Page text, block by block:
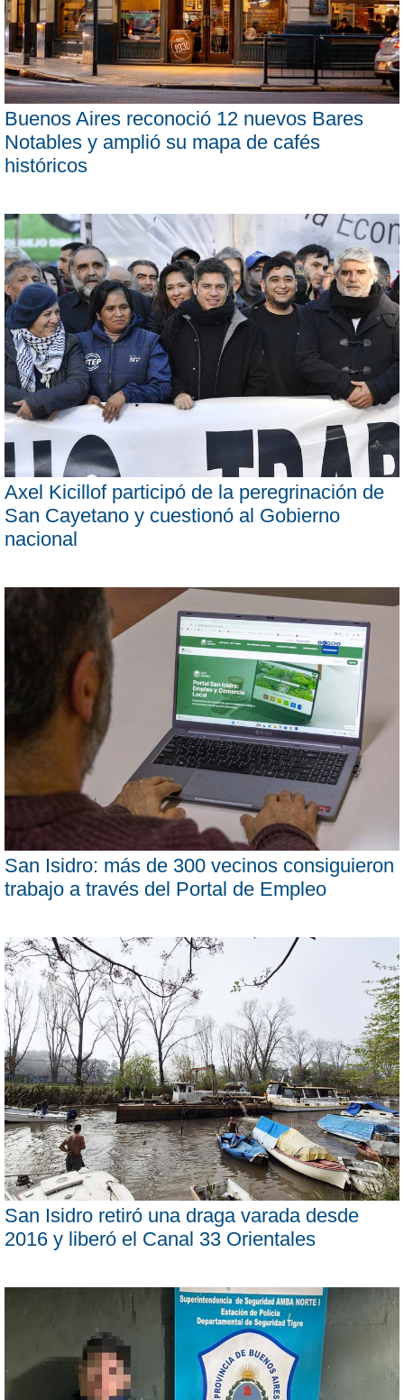
Buenos Aires reconoció 12 nuevos Bares
Notables y amplió su mapa de cafés
históricos
Axel Kicillof participó de la peregrinación de
San Cayetano y cuestionó al Gobierno
nacional
San Isidro: más de 300 vecinos consiguieron
trabajo a través del Portal de Empleo
San Isidro retiró una draga varada desde
2016 y liberó el Canal 33 Orientales